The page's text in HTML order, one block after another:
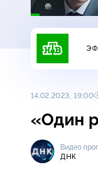
14.02.2023, 19:00
«Один
Видео
ДНК